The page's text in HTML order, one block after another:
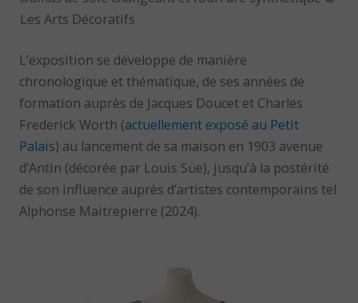
Les Arts Décoratifs
L’exposition se développe de manière
chronologique et thématique, de ses années de
formation auprès de Jacques Doucet et Charles
Frederick Worth (actuellement exposé au Petit
Palais) au lancement de sa maison en 1903 avenue
d’Antin (décorée par Louis Süe), jusqu’à la postérité
de son influence auprès d’artistes contemporains tel
Alphonse Maitrepierre (2024).